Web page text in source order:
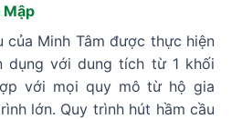
Mập
của Minh Tâm được thực hiện
dụng với dung tích từ 1 khối
với mọi quy mô từ hộ gia
lớn. Quy trình hút hầm cầu